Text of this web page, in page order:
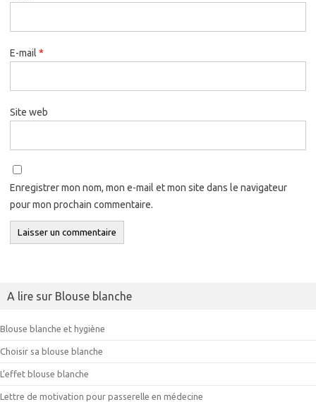
E-mail *
Site web
Enregistrer mon nom, mon e-mail et mon site dans le navigateur
pour mon prochain commentaire.
A lire sur Blouse blanche
Blouse blanche et hygiène
Choisir sa blouse blanche
L’effet blouse blanche
Lettre de motivation pour passerelle en médecine